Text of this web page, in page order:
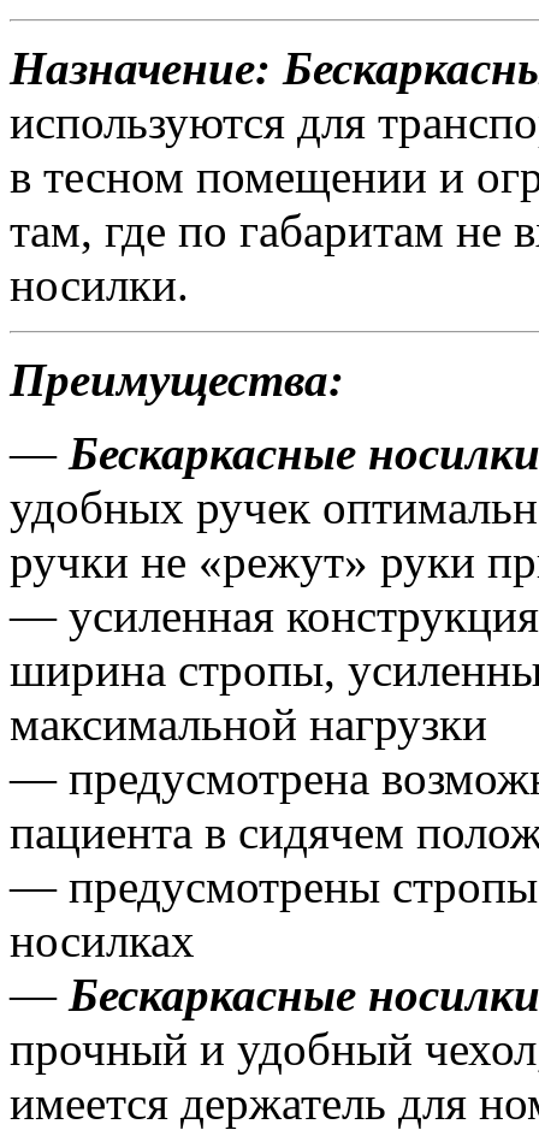
Назначение:
используются для
в тесном помещении и
там, где по габаритам не
носилки.
Преимущества:
— Бескаркасные
удобных ручек
ручки не «режут» руки
— усиленная
ширина стропы,
максимальной нагрузки
— предусмотрена
пациента в сидячем
— предусмотрены
носилках
— Бескаркасные
прочный и удобный
имеется держатель для